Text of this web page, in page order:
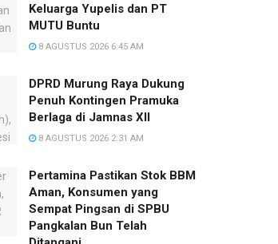
Keluarga Yupelis dan PT
MUTU Buntu
8 AGUSTUS 2026 6:45 AM
DPRD Murung Raya Dukung
Penuh Kontingen Pramuka
Berlaga di Jamnas XII
8 AGUSTUS 2026 2:31 AM
Pertamina Pastikan Stok BBM
Aman, Konsumen yang
Sempat Pingsan di SPBU
Pangkalan Bun Telah